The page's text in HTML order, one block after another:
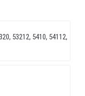
53212, 5410, 54112,